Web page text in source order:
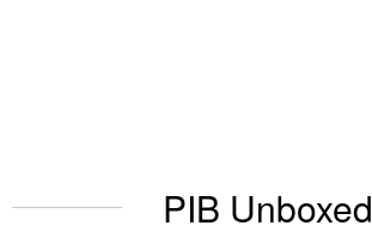
PIB Unboxed